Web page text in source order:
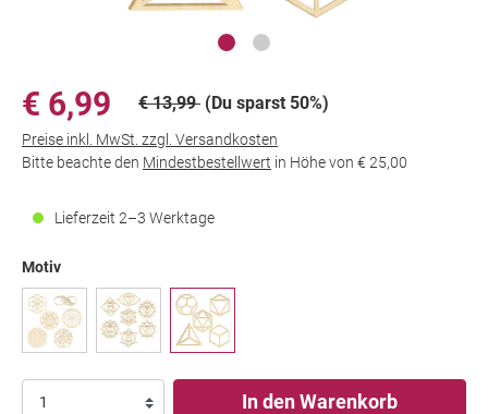
€ 6,99 € 13,99 (Du sparst 50%)
Preise inkl. MwSt. zzgl. Versandkosten
Bitte beachte den Mindestbestellwert in Höhe von € 25,00
Lieferzeit 2–3 Werktage
Motiv
In den Warenkorb